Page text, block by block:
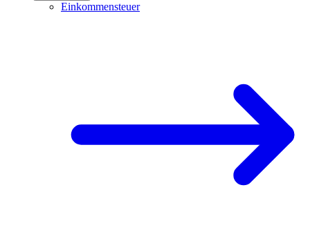
Einkommensteuer